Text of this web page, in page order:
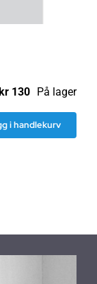
130 På lager
i handlekurv